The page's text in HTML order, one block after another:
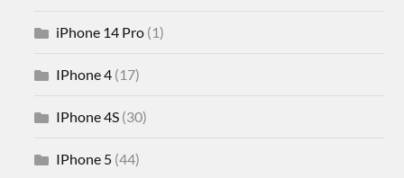
iPhone 14 Pro (1)
IPhone 4 (17)
IPhone 4S (30)
IPhone 5 (44)